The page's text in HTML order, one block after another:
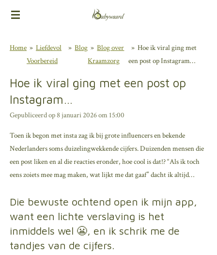
Ga
de
hoofdinhoud
Home » Liefdevol
Voorbereid
» Blog » Blog over
Kraamzorg
» Hoe ik viral ging met
een post op Instagram…
Hoe ik viral ging met een post op
Instagram…
Gepubliceerd op 8 januari 2026 om 15:00
Toen ik begon met insta zag ik bij grote influencers en bekende
Nederlanders soms duizelingwekkende cijfers. Duizenden mensen die
een post liken en al die reacties eronder, hoe cool is dat!? “Als ik toch
eens zoiets mee mag maken, wat lijkt me dat gaaf” dacht ik altijd…
Die bewuste ochtend open ik mijn app,
want een lichte verslaving is het
inmiddels wel 😬, en ik schrik me de
tandjes van de cijfers.